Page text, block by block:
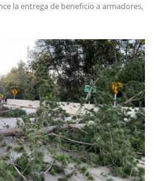
la entrega de beneficio a armadores,